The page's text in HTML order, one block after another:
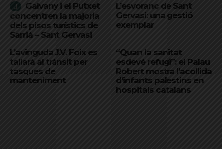
Galvany i el Putxet
concentren la majoria
dels pisos turístics de
Sarrià – Sant Gervasi
L’esvoranc de Sant
Gervasi: una gestió
exemplar
L’avinguda J.V. Foix es
tallarà al trànsit per
tasques de
manteniment
“Quan la sanitat
esdevé refugi”: el Palau
Robert mostra l’acollida
d’infants palestins en
hospitals catalans